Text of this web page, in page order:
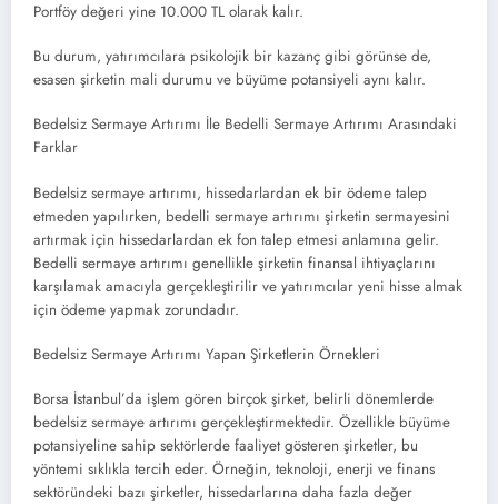
Portföy değeri yine 10.000 TL olarak kalır.
Bu durum, yatırımcılara psikolojik bir kazanç gibi görünse de,
esasen şirketin mali durumu ve büyüme potansiyeli aynı kalır.
Bedelsiz Sermaye Artırımı İle Bedelli Sermaye Artırımı Arasındaki
Farklar
Bedelsiz sermaye artırımı, hissedarlardan ek bir ödeme talep
etmeden yapılırken, bedelli sermaye artırımı şirketin sermayesini
artırmak için hissedarlardan ek fon talep etmesi anlamına gelir.
Bedelli sermaye artırımı genellikle şirketin finansal ihtiyaçlarını
karşılamak amacıyla gerçekleştirilir ve yatırımcılar yeni hisse almak
için ödeme yapmak zorundadır.
Bedelsiz Sermaye Artırımı Yapan Şirketlerin Örnekleri
Borsa İstanbul’da işlem gören birçok şirket, belirli dönemlerde
bedelsiz sermaye artırımı gerçekleştirmektedir. Özellikle büyüme
potansiyeline sahip sektörlerde faaliyet gösteren şirketler, bu
yöntemi sıklıkla tercih eder. Örneğin, teknoloji, enerji ve finans
sektöründeki bazı şirketler, hissedarlarına daha fazla değer